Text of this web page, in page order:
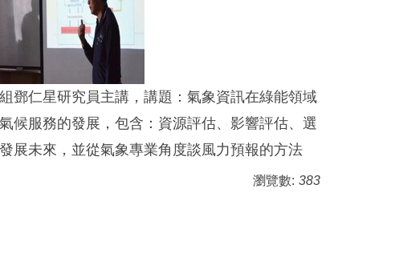
鄧仁星研究員主講，講題：氣象資訊在綠能領域
候服務的發展，包含：資源評估、影響評估、選
展未來，並從氣象專業角度談風力預報的方法
瀏覽數: 383